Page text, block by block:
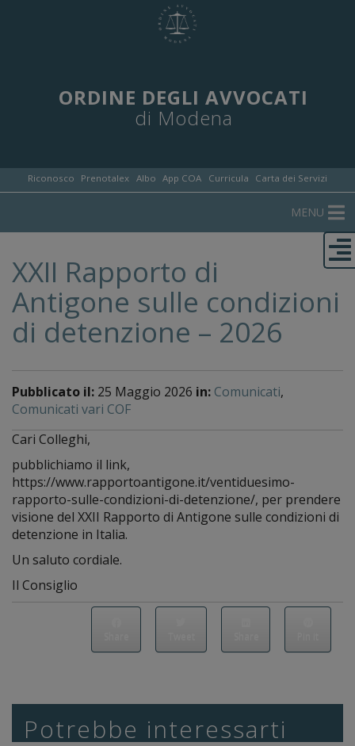
ORDINE DEGLI AVVOCATI
di Modena
Riconosco Prenotalex Albo App COA Curricula Carta dei Servizi
MENU
XXII Rapporto di
Antigone sulle condizioni
di detenzione – 2026
Pubblicato il: 25 Maggio 2026 in: Comunicati,
Comunicati vari COF
Cari Colleghi,
pubblichiamo il link,
https://www.rapportoantigone.it/ventiduesimo-
rapporto-sulle-condizioni-di-detenzione/, per prendere
visione del XXII Rapporto di Antigone sulle condizioni di
detenzione in Italia.
Un saluto cordiale.
Il Consiglio
Potrebbe interessarti